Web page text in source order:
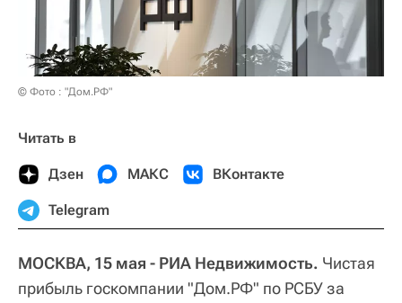
© Фото : "Дом.РФ"
Читать в
Дзен МАКС ВКонтакте
Telegram
МОСКВА, 15 мая - РИА Недвижимость. Чистая
прибыль госкомпании "Дом.РФ" по РСБУ за